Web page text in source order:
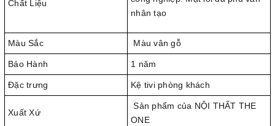
Chất Liệu
nhân tạo
Màu Sắc Màu vân gỗ
Bảo Hành 1 năm
Đặc trưng Kệ tivi phòng khách
Xuất Xứ
Sản phẩm của NỘI THẤT THE
ONE